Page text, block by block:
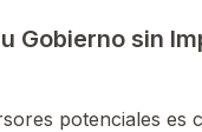
Gobierno sin
potenciales es